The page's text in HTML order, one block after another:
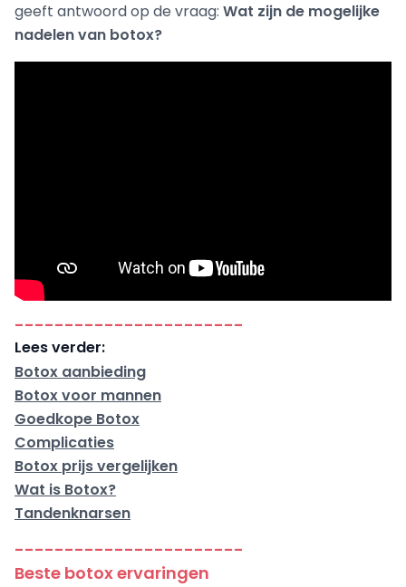
geeft antwoord op de vraag: Wat zijn de mogelijke
nadelen van botox?
-----------------------
Lees verder:
Botox aanbieding
Botox voor mannen
Goedkope Botox
Complicaties
Botox prijs vergelijken
Wat is Botox?
Tandenknarsen
-----------------------
Beste botox ervaringen